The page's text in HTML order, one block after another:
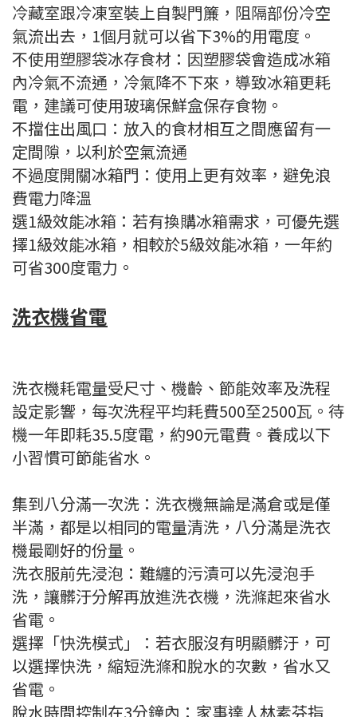
冷藏室跟冷凍室裝上自製門簾，阻隔部份冷空
氣流出去，1個月就可以省下3%的用電度。
不使用塑膠袋冰存食材：因塑膠袋會造成冰箱
內冷氣不流通，冷氣降不下來，導致冰箱更耗
電，建議可使用玻璃保鮮盒保存食物。
不擋住出風口：放入的食材相互之間應留有一
定間隙，以利於空氣流通
不過度開關冰箱門：使用上更有效率，避免浪
費電力降溫
選1級效能冰箱：若有換購冰箱需求，可優先選
擇1級效能冰箱，相較於5級效能冰箱，一年約
可省300度電力。
洗衣機省電
洗衣機耗電量受尺寸、機齡、節能效率及洗程
設定影響，每次洗程平均耗費500至2500瓦。待
機一年即耗35.5度電，約90元電費。養成以下
小習慣可節能省水。
集到八分滿一次洗：洗衣機無論是滿倉或是僅
半滿，都是以相同的電量清洗，八分滿是洗衣
機最剛好的份量。
洗衣服前先浸泡：難纏的污漬可以先浸泡手
洗，讓髒汙分解再放進洗衣機，洗滌起來省水
省電。
選擇「快洗模式」：若衣服沒有明顯髒汙，可
以選擇快洗，縮短洗滌和脫水的次數，省水又
省電。
脫水時間控制在3分鐘內：家事達人林素芬指